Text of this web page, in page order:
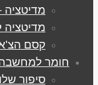
מדיטציה
קסם
חומר
סיפור